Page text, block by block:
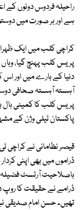
راحیلہ فردوس دونوں کے
ہے اور ہر صورت میں
کراچی کلب میں ایک
پریس کلب پہنچ گیا،
دنیا کے بارے میں اور
آہستہ آہستہ صحافی
پریس کلب کا کمیٹی ہال
پاکستان ٹیلی وژن کے
قیصر نظامانی نے کراچی
ڈراموں میں بھی اپنی
باصلاحیت آرٹسٹ فضیلہ
ڈرامے نے حقیقت کا روپ
تھیں۔ حسن امام صدیقی